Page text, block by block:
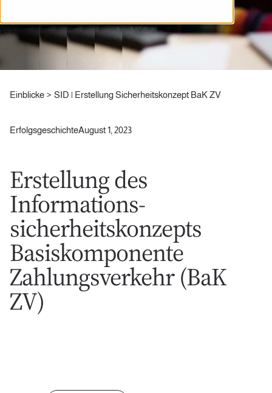
Einblicke SID | Erstellung Sicherheitskonzept BaK ZV
ErfolgsgeschichteAugust 1, 2023
Erstellung des
Informations-
sicherheitskonzepts
Basiskomponente
Zahlungsverkehr (BaK
ZV)